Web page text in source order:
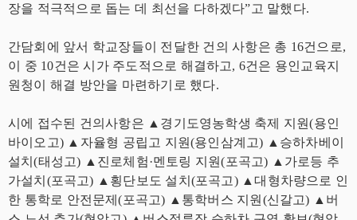
장을 적극적으로 돕는 데 최선을 다하겠다”고 말했다.
간담회에 앞서 학교장들이 전달한 건의 사항은 총 16건으로,
이 중 10건은 시가 주도적으로 해결하고, 6건은 용인교육지
원청이 해결 방안을 마련하기로 했다.
시에 접수된 건의사항은 ▲경기도영농학생 축제 지원(용인
바이오고) ▲자율형 공립고 지원(용인삼계고) ▲승하차베이
설치(태성고) ▲진로체험·멘토링 지원(포곡고) ▲가로등 추
가설치(포곡고) ▲횡단보도 설치(포곡고) ▲대형차량으로 인
한 통학로 안전문제(포곡고) ▲통학버스 지원(신갈고) ▲버